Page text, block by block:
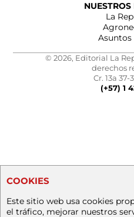
La
Asuntos
© 2026, Editorial La
derechos
Cr. 13a
(+57) 1
COOKIES
Este sitio web usa cookies
el tráfico, mejorar nuestros